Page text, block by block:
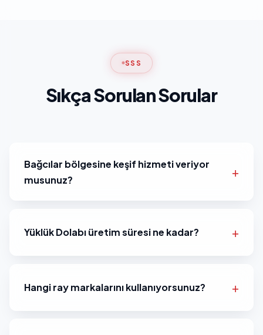
SSS
Sıkça Sorulan Sorular
Bağcılar bölgesine keşif hizmeti veriyor
musunuz?
Yüklük Dolabı üretim süresi ne kadar?
Hangi ray markalarını kullanıyorsunuz?